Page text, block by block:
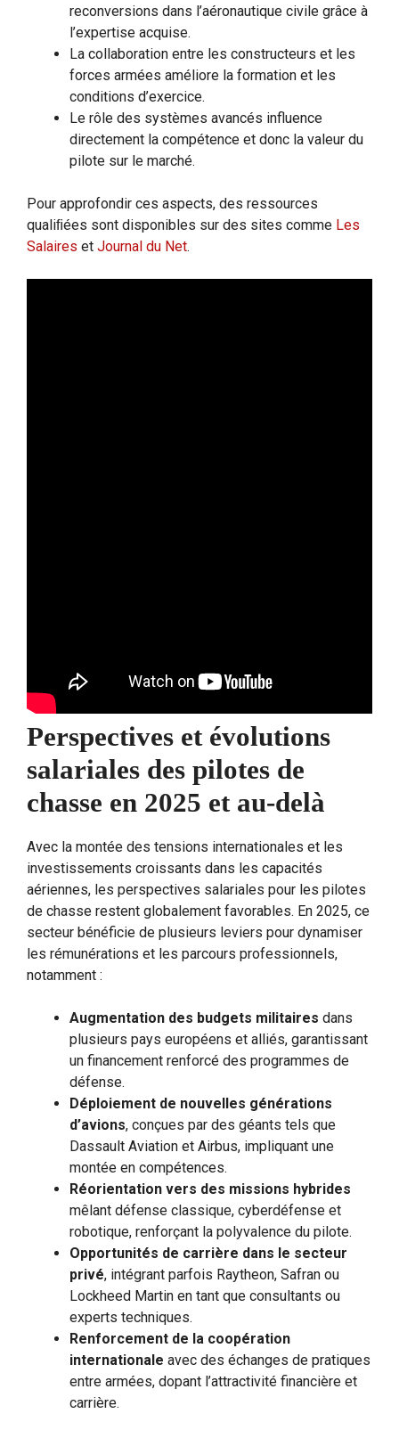
reconversions dans l’aéronautique civile grâce à
l’expertise acquise.
La collaboration entre les constructeurs et les
forces armées améliore la formation et les
conditions d’exercice.
Le rôle des systèmes avancés influence
directement la compétence et donc la valeur du
pilote sur le marché.
Pour approfondir ces aspects, des ressources
qualiﬁées sont disponibles sur des sites comme Les
Salaires et Journal du Net.
Perspectives et évolutions
salariales des pilotes de
chasse en 2025 et au-delà
Avec la montée des tensions internationales et les
investissements croissants dans les capacités
aériennes, les perspectives salariales pour les pilotes
de chasse restent globalement favorables. En 2025, ce
secteur bénéficie de plusieurs leviers pour dynamiser
les rémunérations et les parcours professionnels,
notamment :
Augmentation des budgets militaires dans
plusieurs pays européens et alliés, garantissant
un financement renforcé des programmes de
défense.
Déploiement de nouvelles générations
d’avions, conçues par des géants tels que
Dassault Aviation et Airbus, impliquant une
montée en compétences.
Réorientation vers des missions hybrides
mêlant défense classique, cyberdéfense et
robotique, renforçant la polyvalence du pilote.
Opportunités de carrière dans le secteur
privé, intégrant parfois Raytheon, Safran ou
Lockheed Martin en tant que consultants ou
experts techniques.
Renforcement de la coopération
internationale avec des échanges de pratiques
entre armées, dopant l’attractivité financière et
carrière.